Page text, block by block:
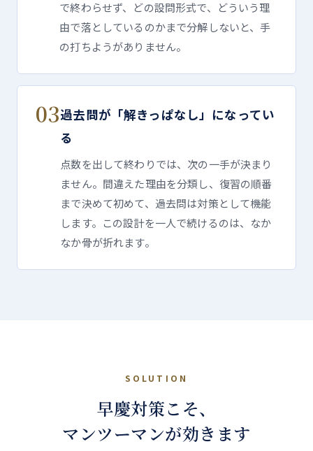
で終わらせず、どの設問形式で、どういう理
由で落としているのかまで分解しないと、手
の打ちようがありません。
03過去問が「解きっぱなし」になってい
る
点数を出して終わりでは、次の一手が決まり
ません。間違えた理由を分類し、復習の順番
まで決めて初めて、過去問は対策として機能
します。この設計を一人で続けるのは、なか
なか骨が折れます。
SOLUTION
早慶対策こそ、
マンツーマンが効きます